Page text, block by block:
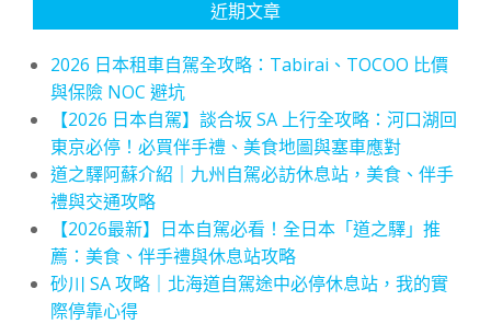
近期文章
2026 日本租車自駕全攻略：Tabirai、TOCOO 比價
與保險 NOC 避坑
【2026 日本自駕】談合坂 SA 上行全攻略：河口湖回
東京必停！必買伴手禮、美食地圖與塞車應對
道之驛阿蘇介紹｜九州自駕必訪休息站，美食、伴手
禮與交通攻略
【2026最新】日本自駕必看！全日本「道之驛」推
薦：美食、伴手禮與休息站攻略
砂川 SA 攻略｜北海道自駕途中必停休息站，我的實
際停靠心得